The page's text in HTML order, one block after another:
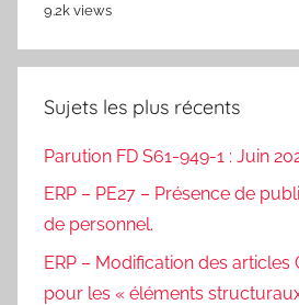
9.2k views
Sujets les plus récents
Parution FD S61-949-1 : Juin
ERP – PE27 – Présence de
de personnel.
ERP – Modification des articles
pour les « éléments